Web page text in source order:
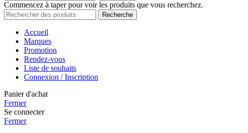
Commencez à taper pour voir les produits que vous recherchez.
Recherche
Accueil
Marques
Promotion
Rendez-vous
Liste de souhaits
Connexion / Inscription
Panier d'achat
Fermer
Se connecter
Fermer